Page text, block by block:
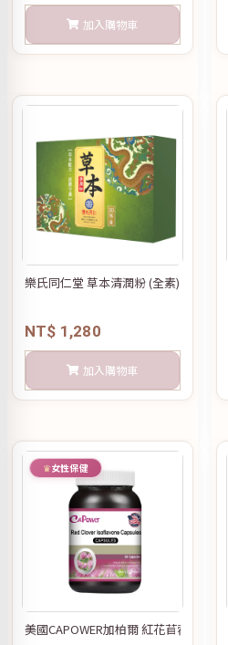
加入購物車
樂氏同仁堂 草本清潤粉 (全素)
NT$ 1,280
加入購物車
女性保健
美國CAPOWER加柏爾 紅花苜蓿膠囊